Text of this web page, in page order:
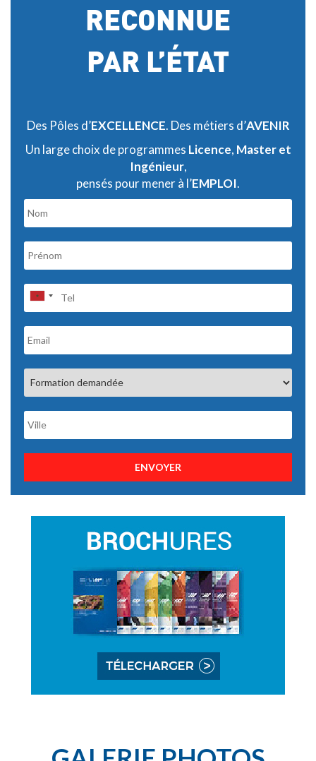
RECONNUE
PAR L’ÉTAT
Des Pôles d’EXCELLENCE. Des métiers d’AVENIR
Un large choix de programmes Licence, Master et
Ingénieur,
pensés pour mener à l’EMPLOI.
ENVOYER